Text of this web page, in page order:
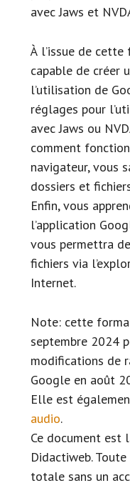
avec Jaws et
À l’issue de
capable de créer
l’utilisation de
réglages pour
avec Jaws ou
comment
navigateur, vous
dossiers et
Enfin, vous
l’application
vous permettra
fichiers via
Internet.
Note: cette
septembre 2024
modifications de
Google en août
Elle est
audio.
Ce document est
Didactiweb.
totale sans un